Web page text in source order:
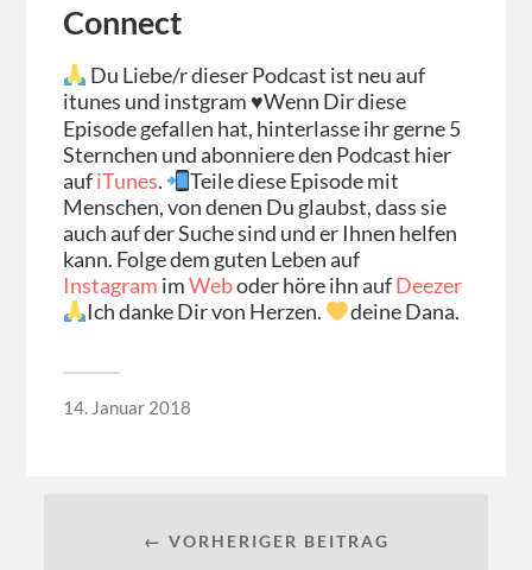
Connect
Du Liebe/r dieser Podcast ist neu auf
itunes und instgram ♥Wenn Dir diese
Episode gefallen hat, hinterlasse ihr gerne 5
Sternchen und abonniere den Podcast hier
aufiTunes.
Teile diese Episode mit
Menschen, von denen Du glaubst, dass sie
auch auf der Suche sind und er Ihnen helfen
kann. Folge dem guten Leben auf
Instagram imWeboder höre ihn aufDeezer
Ich danke Dir von Herzen.
deine Dana.
14. Januar 2018
← VORHERIGER BEITRAG